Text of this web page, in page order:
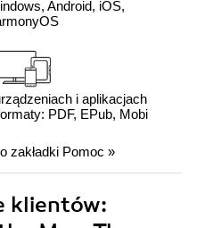
Android, iOS,
i aplikacjach
PDF, EPub, Mobi
zakładki Pomoc »
klientów: